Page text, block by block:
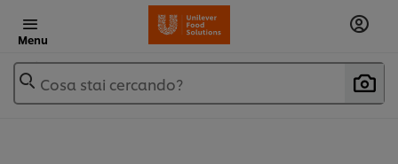
Menu
Cosa stai cercando?